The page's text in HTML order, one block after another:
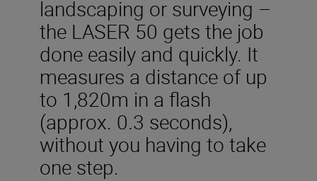
landscaping or surveying –
the LASER 50 gets the job
done easily and quickly. It
measures a distance of up
to 1,820m in a flash
(approx. 0.3 seconds),
without you having to take
one step.